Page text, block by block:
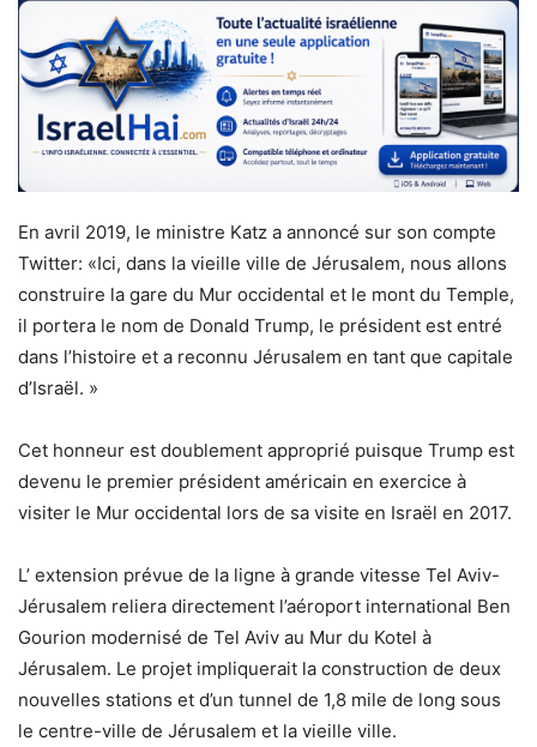
En avril 2019, le ministre Katz a annoncé sur son compte
Twitter: «Ici, dans la vieille ville de Jérusalem, nous allons
construire la gare du Mur occidental et le mont du Temple,
il portera le nom de Donald Trump, le président est entré
dans l’histoire et a reconnu Jérusalem en tant que capitale
d’Israël. »
Cet honneur est doublement approprié puisque Trump est
devenu le premier président américain en exercice à
visiter le Mur occidental lors de sa visite en Israël en 2017.
L’ extension prévue de la ligne à grande vitesse Tel Aviv-
Jérusalem reliera directement l’aéroport international Ben
Gourion modernisé de Tel Aviv au Mur du Kotel à
Jérusalem. Le projet impliquerait la construction de deux
nouvelles stations et d’un tunnel de 1,8 mile de long sous
le centre-ville de Jérusalem et la vieille ville.